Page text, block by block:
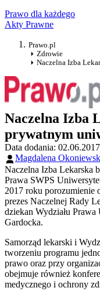
Prawo dla każdego
Akty Prawne
Prawo.pl
Zdrowie
Naczelna Izba
Naczelna Izba
prywatnym
Data dodania:
Magdalena
Naczelna Izba Lekarska
Prawa SWPS
2017 roku porozumienie
prezes Naczelnej Rady
dziekan Wydziału
Gardocka.
Samorząd lekarski i
tworzeniu programu
prawo oraz przy
obejmuje również
medycznego i ochrony